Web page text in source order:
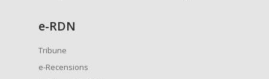
e-RDN
Tribune
e-Recensions